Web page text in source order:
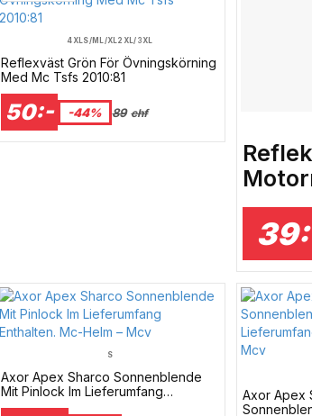
4XL S/M L/XL 2XL/3XL
Reflexväst Grön För Övningskörning
Med Mc Tsfs 2010:81
50:- -44% 89 chf
S
Axor Apex Sharco Sonnenblende
Mit Pinlock Im Lieferumfang
Enthalten. Mc-Helm – Mcv
Axor Apex